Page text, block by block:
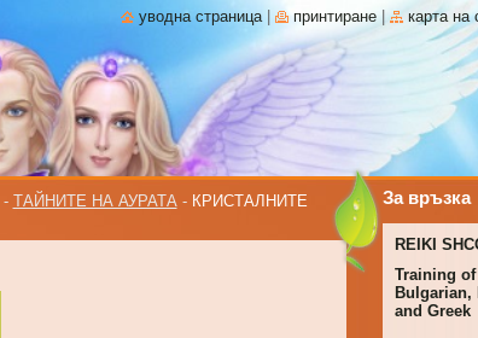
- ТАЙНИТЕ НА АУРАТА - КРИСТАЛНИТЕ
За връзка
REIKI
Training of
Bulgarian,
and Greek
уводна страница принтиране | карта на